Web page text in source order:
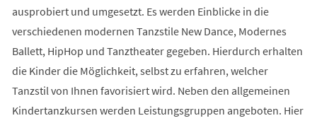
ausprobiert und umgesetzt. Es werden Einblicke in die
verschiedenen modernen Tanzstile New Dance, Modernes
Ballett, HipHop und Tanztheater gegeben. Hierdurch erhalten
die Kinder die Möglichkeit, selbst zu erfahren, welcher
Tanzstil von Ihnen favorisiert wird. Neben den allgemeinen
Kindertanzkursen werden Leistungsgruppen angeboten. Hier